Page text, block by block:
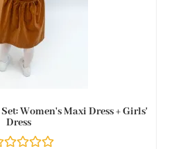
Women's Maxi Dress + Girls'
Dress